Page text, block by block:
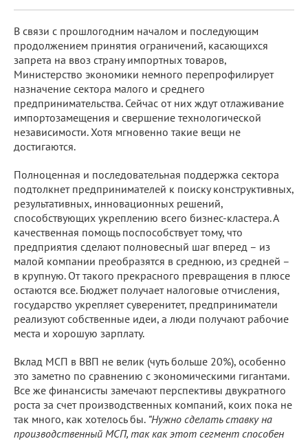
В связи с прошлогодним началом и последующим
продолжением принятия ограничений, касающихся
запрета на ввоз страну импортных товаров,
Министерство экономики немного перепрофилирует
назначение сектора малого и среднего
предпринимательства. Сейчас от них ждут отлаживание
импортозамещения и свершение технологической
независимости. Хотя мгновенно такие вещи не
достигаются.
Полноценная и последовательная поддержка сектора
подтолкнет предпринимателей к поиску конструктивных,
результативных, инновационных решений,
способствующих укреплению всего бизнес-кластера. А
качественная помощь поспособствует тому, что
предприятия сделают полновесный шаг вперед – из
малой компании преобразятся в среднюю, из средней –
в крупную. От такого прекрасного превращения в плюсе
остаются все. Бюджет получает налоговые отчисления,
государство укрепляет суверенитет, предприниматели
реализуют собственные идеи, а люди получают рабочие
места и хорошую зарплату.
Вклад МСП в ВВП не велик (чуть больше 20%), особенно
это заметно по сравнению с экономическими гигантами.
Все же финансисты замечают перспективы двукратного
роста за счет производственных компаний, коих пока не
так много, как хотелось бы. “Нужно сделать ставку на
производственный МСП, так как этот сегмент способен